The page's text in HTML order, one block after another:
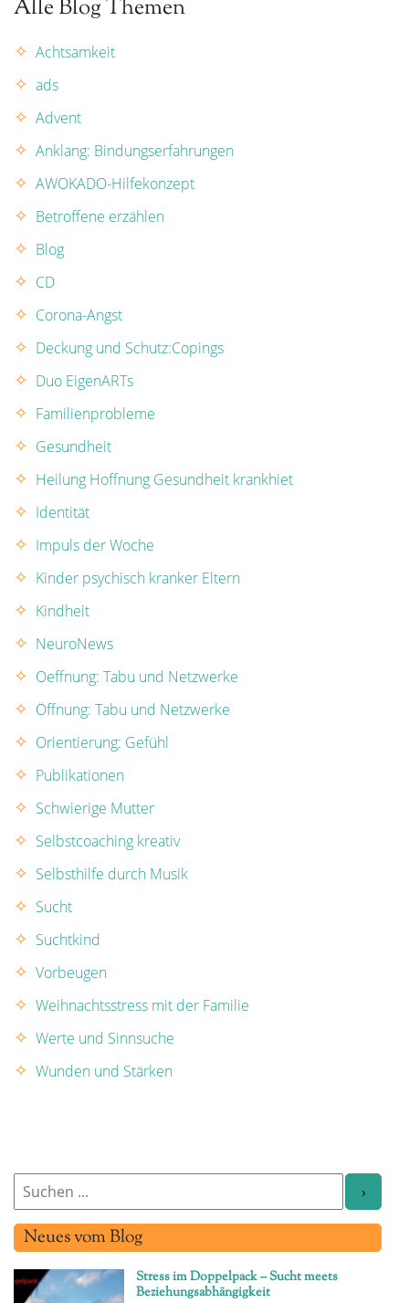
Alle Blog Themen
Achtsamkeit
ads
Advent
Anklang: Bindungserfahrungen
AWOKADO-Hilfekonzept
Betroffene erzählen
Blog
CD
Corona-Angst
Deckung und Schutz:Copings
Duo EigenARTs
Familienprobleme
Gesundheit
Heilung Hoffnung Gesundheit krankhiet
Identität
Impuls der Woche
Kinder psychisch kranker Eltern
Kindheit
NeuroNews
Oeffnung: Tabu und Netzwerke
Öffnung: Tabu und Netzwerke
Orientierung: Gefühl
Publikationen
Schwierige Mutter
Selbstcoaching kreativ
Selbsthilfe durch Musik
Sucht
Suchtkind
Vorbeugen
Weihnachtsstress mit der Familie
Werte und Sinnsuche
Wunden und Stärken
Neues vom Blog
Stress im Doppelpack – Sucht meets
Beziehungsabhängigkeit